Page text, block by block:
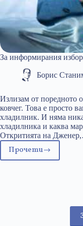
За информирания избор
Борис
Излизам от поредното
ковчег. Това е просто
хладилник. И няма
хладилника и каква
Откритията на
Прочети
За